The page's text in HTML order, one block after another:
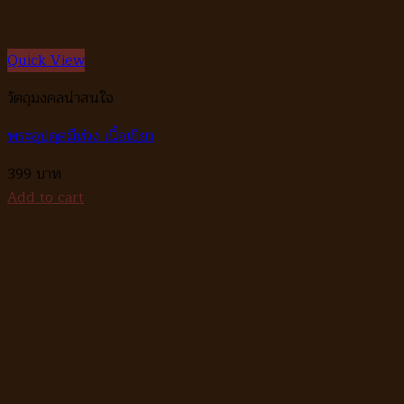
Quick View
วัตถุมงคลน่าสนใจ
พระอุปคุตมีห่วง เนื้อเขียว
399
Add to cart